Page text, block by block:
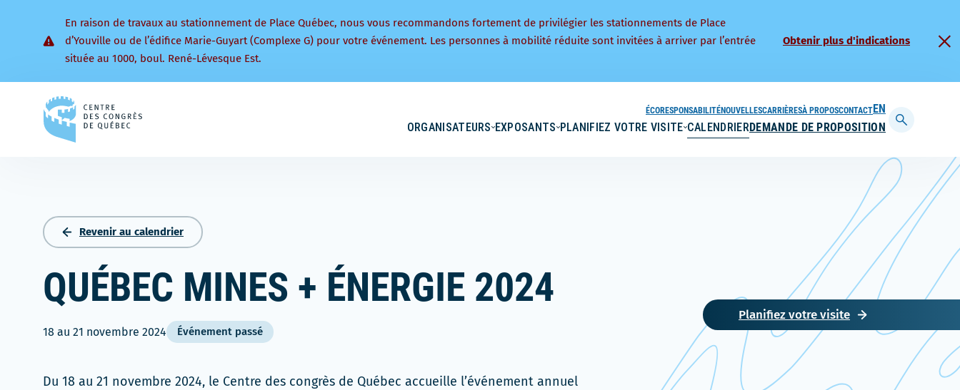
En raison de travaux au stationnement de Place Québec, nous vous recommandons fortement de privilégier les stationnements de Place
d’Youville ou de l’édifice Marie-Guyart (Complexe G) pour votre événement. Les personnes à mobilité réduite sont invitées à arriver par l’entrée
située au 1000, boul. René-Lévesque Est.
Obtenir plus d'indications
ORGANISATEURS EXPOSANTS PLANIFIEZ VOTRE VISITE CALENDRIERDEMANDE DE PROPOSITION
ÉCORESPONSABILITÉNOUVELLESCARRIÈRESÀ PROPOSCONTACTENGLISH
Afficher
barre
de
recherche
Revenir au calendrier
QUÉBEC MINES + ÉNERGIE 2024
18 au 21 novembre 2024 Événement passé
Du 18 au 21 novembre 2024, le Centre des congrès de Québec accueille l’événement annuel
Planifiez votre visite